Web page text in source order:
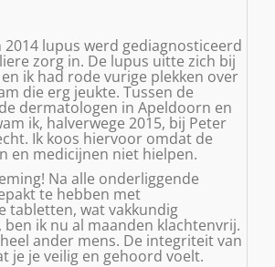
lupus werd gediagnosticeerd
zorg in. De lupus uitte zich bij
ik had rode vurige plekken over
die erg jeukte. Tussen de
dermatologen in Apeldoorn en
ik, halverwege 2015, bij Peter
Ik koos hiervoor omdat de
en medicijnen niet hielpen.
Na alle onderliggende
te hebben met
tabletten, wat vakkundig
ik nu al maanden klachtenvrij.
ander mens. De integriteit van
je je veilig en gehoord voelt.